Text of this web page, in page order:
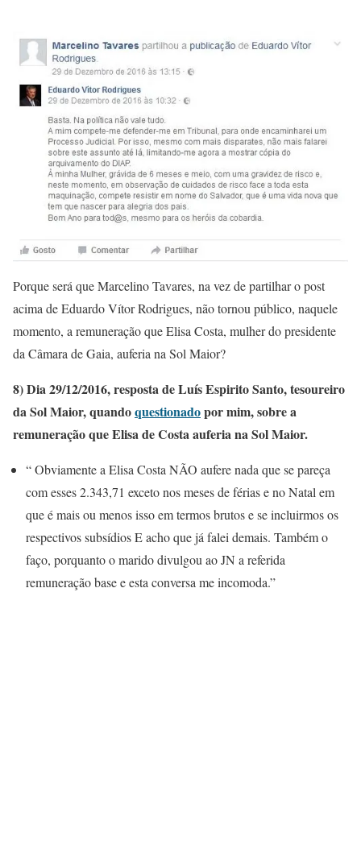
Porque será que Marcelino Tavares, na vez de partilhar o post
acima de Eduardo Vítor Rodrigues, não tornou público, naquele
momento, a remuneração que Elisa Costa, mulher do presidente
da Câmara de Gaia, auferia na Sol Maior?
8) Dia 29/12/2016, resposta de Luís Espirito Santo, tesoureiro
da Sol Maior, quandoquestionadopor mim, sobre a
remuneração que Elisa de Costa auferia na Sol Maior.
“ Obviamente a Elisa Costa NÃO aufere nada que se pareça
com esses 2.343,71 exceto nos meses de férias e no Natal em
que é mais ou menos isso em termos brutos e se incluirmos os
respectivos subsídios E acho que já falei demais. Também o
faço, porquanto o marido divulgou ao JN a referida
remuneração base e esta conversa me incomoda.”